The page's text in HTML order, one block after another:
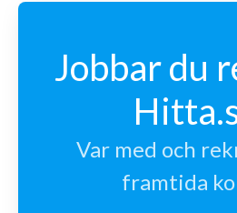
Jobbar du
Var med och
framtida